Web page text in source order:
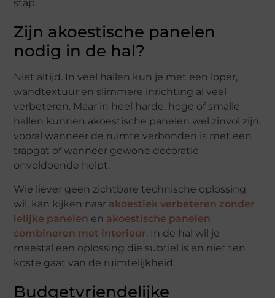
stap.
Zijn akoestische panelen
nodig in de hal?
Niet altijd. In veel hallen kun je met een loper,
wandtextuur en slimmere inrichting al veel
verbeteren. Maar in heel harde, hoge of smalle
hallen kunnen akoestische panelen wel zinvol zijn,
vooral wanneer de ruimte verbonden is met een
trapgat of wanneer gewone decoratie
onvoldoende helpt.
Wie liever geen zichtbare technische oplossing
wil, kan kijken naar akoestiek verbeteren zonder
lelijke panelen en akoestische panelen
combineren met interieur. In de hal wil je
meestal een oplossing die subtiel is en niet ten
koste gaat van de ruimtelijkheid.
Budgetvriendelijke